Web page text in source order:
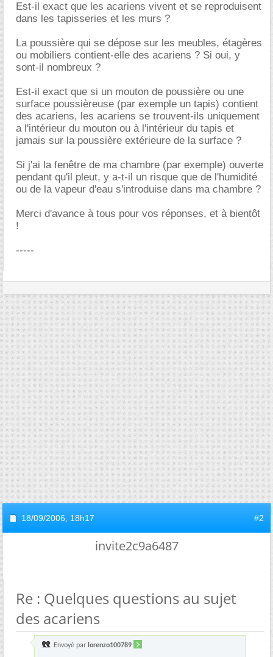
Est-il exact que les acariens vivent et se reproduisent
dans les tapisseries et les murs ?
La poussière qui se dépose sur les meubles, étagères
ou mobiliers contient-elle des acariens ? Si oui, y
sont-il nombreux ?
Est-il exact que si un mouton de poussière ou une
surface poussièreuse (par exemple un tapis) contient
des acariens, les acariens se trouvent-ils uniquement
a l'intérieur du mouton ou à l'intérieur du tapis et
jamais sur la poussière extérieure de la surface ?
Si j'ai la fenêtre de ma chambre (par exemple) ouverte
pendant qu'il pleut, y a-t-il un risque que de l'humidité
ou de la vapeur d'eau s'introduise dans ma chambre ?
Merci d'avance à tous pour vos réponses, et à bientôt
!
-----
18/09/2006, 18h17 #2
invite2c9a6487
Re : Quelques questions au sujet
des acariens
Envoyé par lorenzo100789